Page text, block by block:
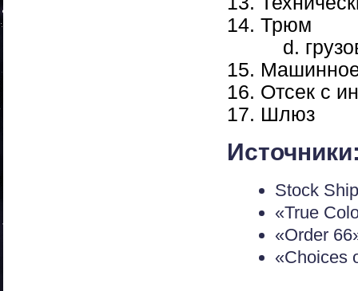
14. Трюм
d.
15.
16. Отсек с
17. Шлюз
Stock
«True
«Order
«Choices